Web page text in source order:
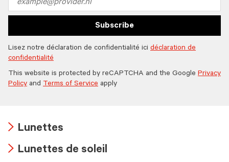
address
Subscribe
Lisez notre déclaration de confidentialité ici déclaration de
confidentialité
This website is protected by reCAPTCHA and the Google Privacy
Policy and Terms of Service apply
icon
Lunettes
Lunettes de soleil